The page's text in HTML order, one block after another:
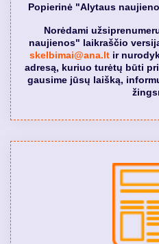
Popierinė "Alytaus
Norėdami
naujienos" laikraščio
skelbimai@ana.ltir
adresą, kuriuo turėtų būti
gausime jūsų laišką,